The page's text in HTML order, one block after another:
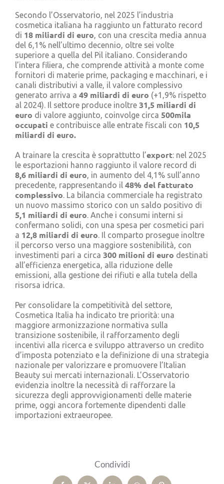
Secondo l’Osservatorio, nel 2025 l’industria
cosmetica italiana ha raggiunto un fatturato record
di 18 miliardi di euro, con una crescita media annua
del 6,1% nell’ultimo decennio, oltre sei volte
superiore a quella del Pil italiano. Considerando
l’intera filiera, che comprende attività a monte come
fornitori di materie prime, packaging e macchinari, e i
canali distributivi a valle, il valore complessivo
generato arriva a 49 miliardi di euro (+1,9% rispetto
al 2024). Il settore produce inoltre 31,5 miliardi di
euro di valore aggiunto, coinvolge circa 500mila
occupati e contribuisce alle entrate fiscali con 10,5
miliardi di euro.
A trainare la crescita è soprattutto l’export: nel 2025
le esportazioni hanno raggiunto il valore record di
8,6 miliardi di euro, in aumento del 4,1% sull’anno
precedente, rappresentando il 48% del fatturato
complessivo. La bilancia commerciale ha registrato
un nuovo massimo storico con un saldo positivo di
5,1 miliardi di euro. Anche i consumi interni si
confermano solidi, con una spesa per cosmetici pari
a 12,8 miliardi di euro. Il comparto prosegue inoltre
il percorso verso una maggiore sostenibilità, con
investimenti pari a circa 300 milioni di euro destinati
all’efficienza energetica, alla riduzione delle
emissioni, alla gestione dei rifiuti e alla tutela della
risorsa idrica.
Per consolidare la competitività del settore,
Cosmetica Italia ha indicato tre priorità: una
maggiore armonizzazione normativa sulla
transizione sostenibile, il rafforzamento degli
incentivi alla ricerca e sviluppo attraverso un credito
d’imposta potenziato e la definizione di una strategia
nazionale per valorizzare e promuovere l’Italian
Beauty sui mercati internazionali. L’Osservatorio
evidenzia inoltre la necessità di rafforzare la
sicurezza degli approvvigionamenti delle materie
prime, oggi ancora fortemente dipendenti dalle
importazioni extraeuropee.
Condividi